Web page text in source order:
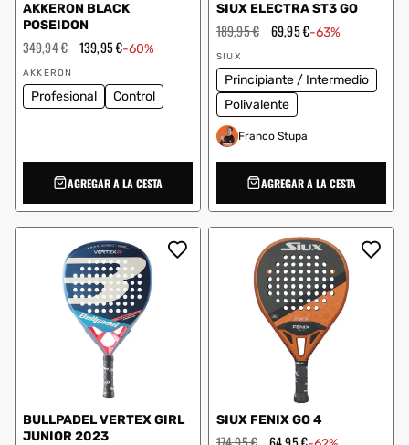
AKKERON BLACK
POSEIDON
Precio
habitual
349,94 € Precio
139,95 €-60%
Proveedor:
AKKERON
Profesional Control
AGREGAR A LA CESTA
SIUX ELECTRA ST3 GO
Precio
habitual
189,95 € Precio
69,95 €-63%
Proveedor:
SIUX
Principiante / Intermedio
Polivalente
Franco Stupa
AGREGAR A LA CESTA
BULLPADEL VERTEX GIRL
JUNIOR 2023
SIUX FENIX GO 4